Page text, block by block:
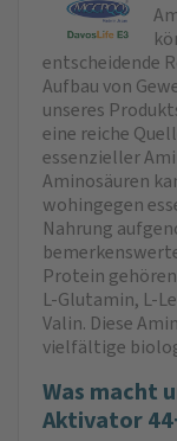
entscheidende
Aufbau von
unseres
eine reiche
essenzieller
Aminosäuren
wohingegen
Nahrung
Protein
L-Glutamin, L-
Valin. Diese
vielfältige
Was macht
Aktivator